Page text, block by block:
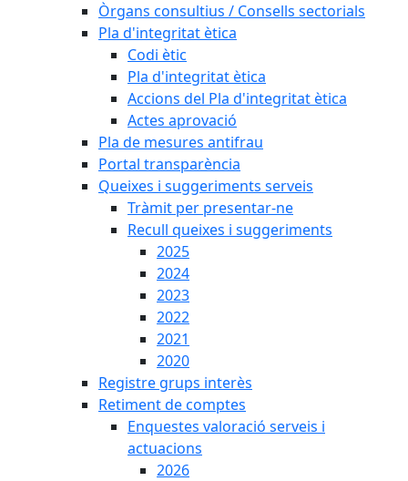
Òrgans consultius / Consells sectorials
Pla d'integritat ètica
Codi ètic
Pla d'integritat ètica
Accions del Pla d'integritat ètica
Actes aprovació
Pla de mesures antifrau
Portal transparència
Queixes i suggeriments serveis
Tràmit per presentar-ne
Recull queixes i suggeriments
2025
2024
2023
2022
2021
2020
Registre grups interès
Retiment de comptes
Enquestes valoració serveis i
actuacions
2026